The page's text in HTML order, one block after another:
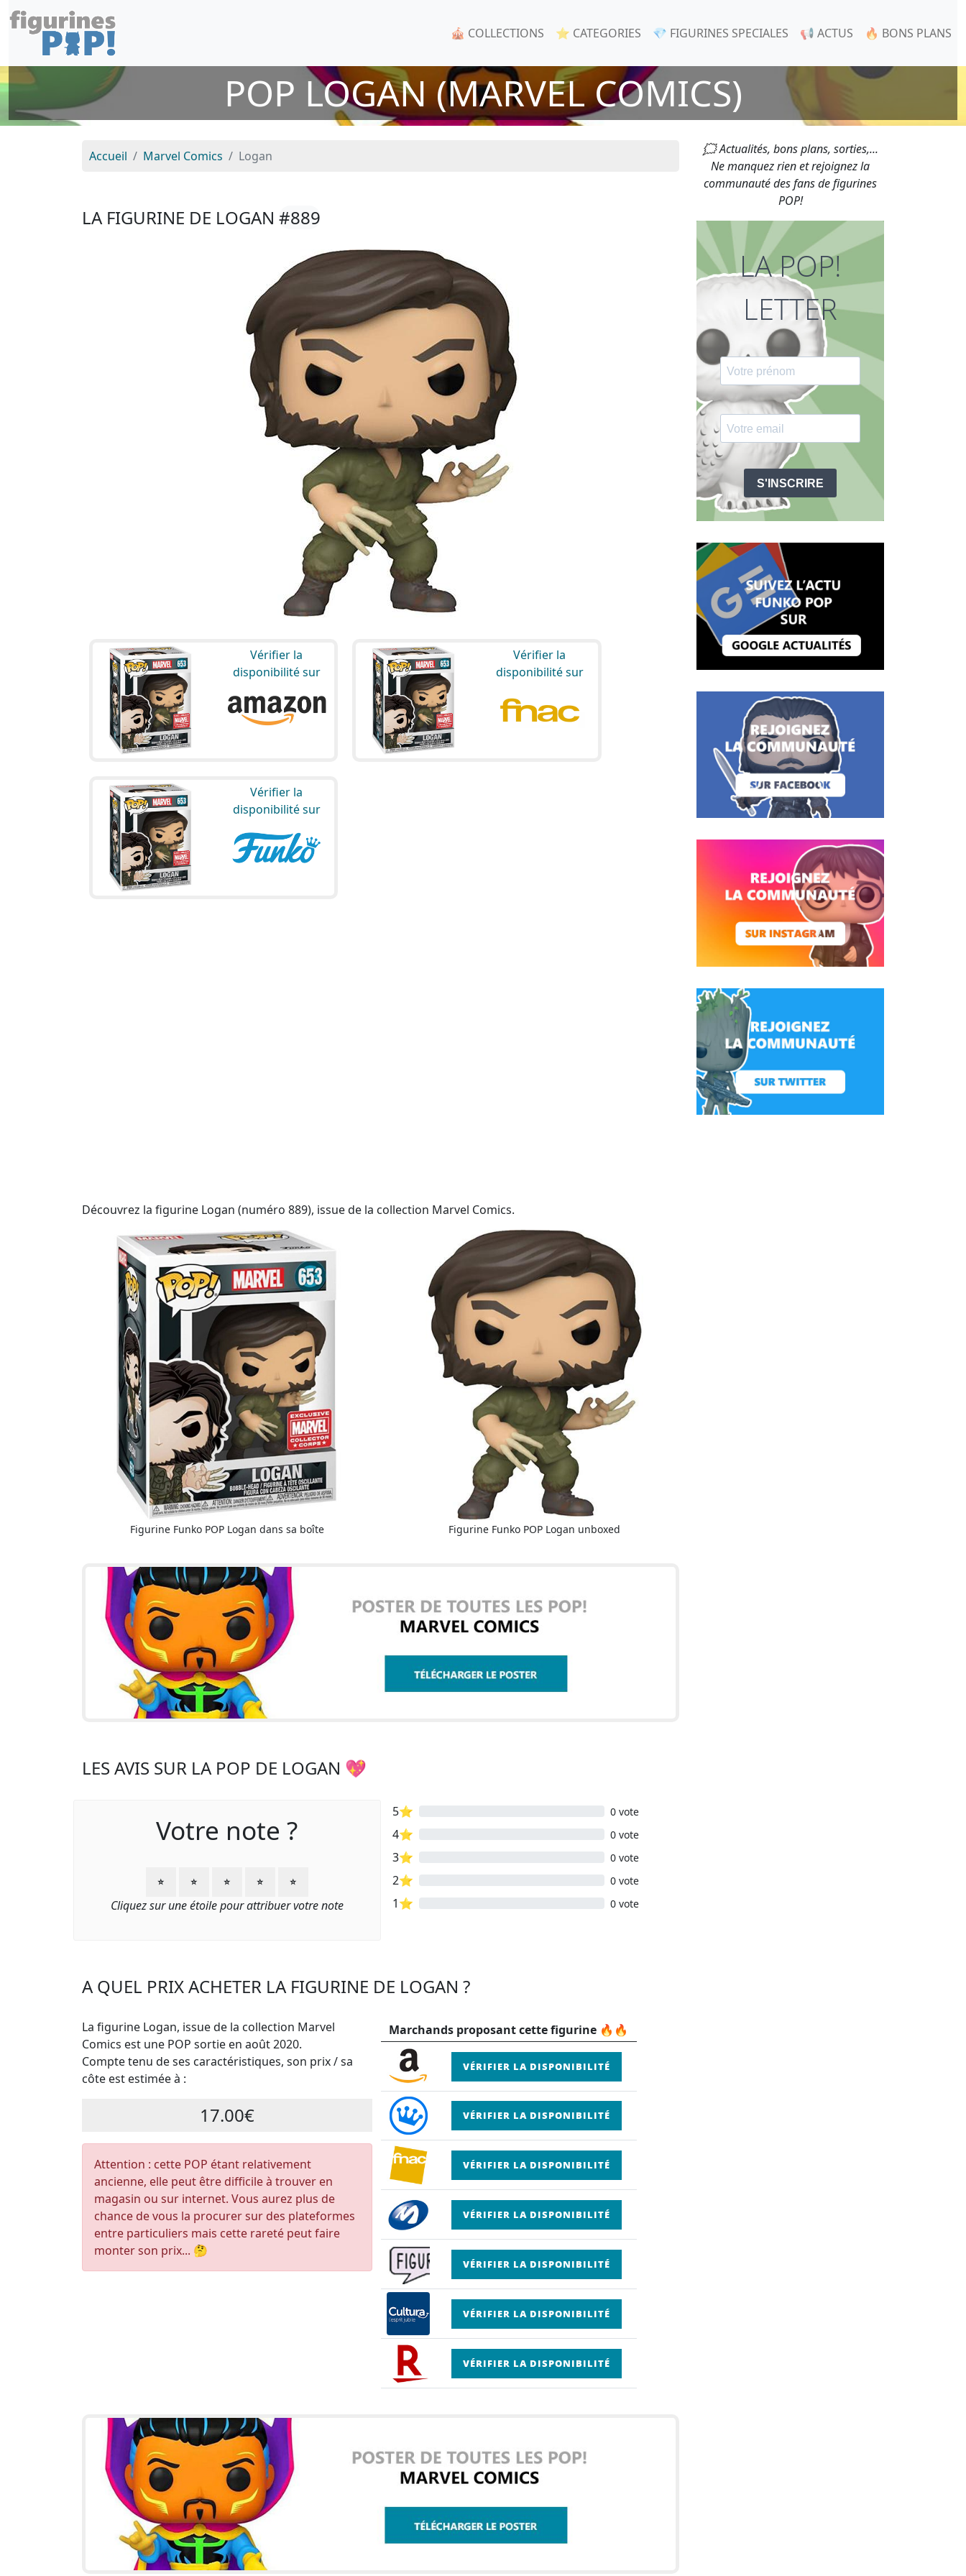
🎪 COLLECTIONS ⭐ CATEGORIES 💎 FIGURINES SPECIALES 📢 ACTUS 🔥 BONS PLANS
POP LOGAN (MARVEL COMICS)
Accueil Marvel Comics Logan
LA FIGURINE DE LOGAN #889
Vérifier la
disponibilité sur
Vérifier la
disponibilité sur
Vérifier la
disponibilité sur
Découvrez la figurine Logan (numéro 889), issue de la collection Marvel Comics.
Figurine Funko POP Logan dans sa boîte Figurine Funko POP Logan unboxed
LES AVIS SUR LA POP DE LOGAN 💖
Votre note ?
⭐ ⭐ ⭐ ⭐ ⭐
Cliquez sur une étoile pour attribuer votre note
5⭐ 0 vote
4⭐ 0 vote
3⭐ 0 vote
2⭐ 0 vote
1⭐ 0 vote
A QUEL PRIX ACHETER LA FIGURINE DE LOGAN ?
La figurine Logan, issue de la collection Marvel
Comics est une POP sortie en août 2020.
Compte tenu de ses caractéristiques, son prix / sa
côte est estimée à :
17.00€
Attention : cette POP étant relativement
ancienne, elle peut être difficile à trouver en
magasin ou sur internet. Vous aurez plus de
chance de vous la procurer sur des plateformes
entre particuliers mais cette rareté peut faire
monter son prix... 🤔
Marchands proposant cette figurine 🔥🔥
VÉRIFIER LA DISPONIBILITÉ
VÉRIFIER LA DISPONIBILITÉ
VÉRIFIER LA DISPONIBILITÉ
VÉRIFIER LA DISPONIBILITÉ
VÉRIFIER LA DISPONIBILITÉ
VÉRIFIER LA DISPONIBILITÉ
VÉRIFIER LA DISPONIBILITÉ
🗯 Actualités, bons plans, sorties,...
Ne manquez rien et rejoignez la
communauté des fans de figurines
POP!
LA POP!
LETTER
S'INSCRIRE